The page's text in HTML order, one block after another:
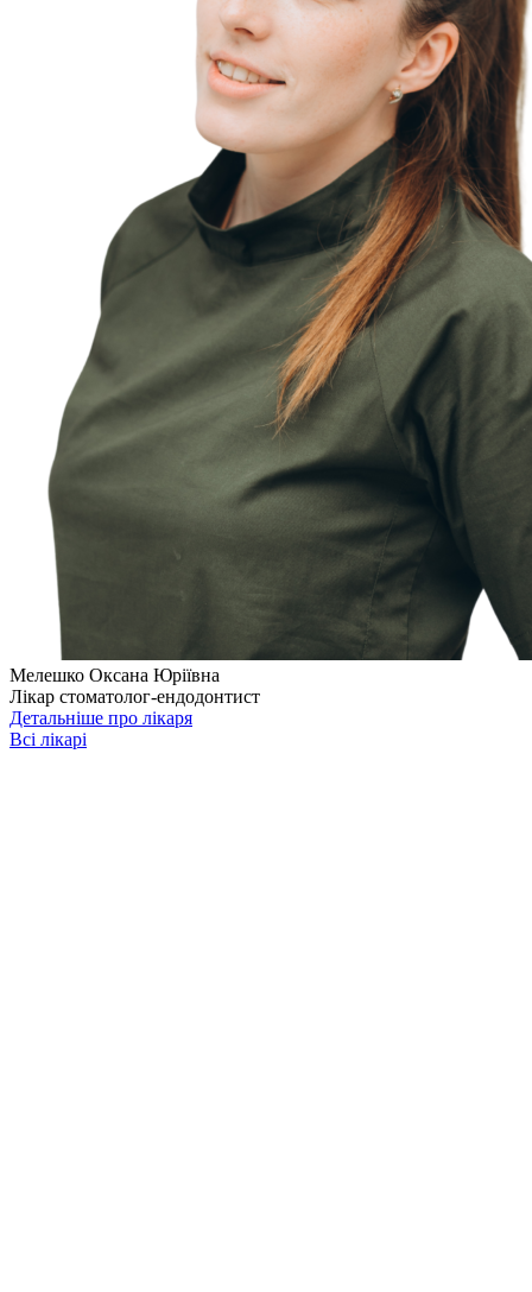
Мелешко Оксана Юріївна
Лікар стоматолог-ендодонтист
Детальніше про лікаря
Всі лікарі